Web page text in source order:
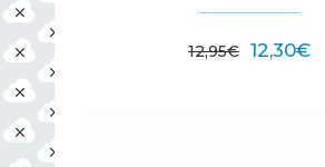
12,95€ 12,30€